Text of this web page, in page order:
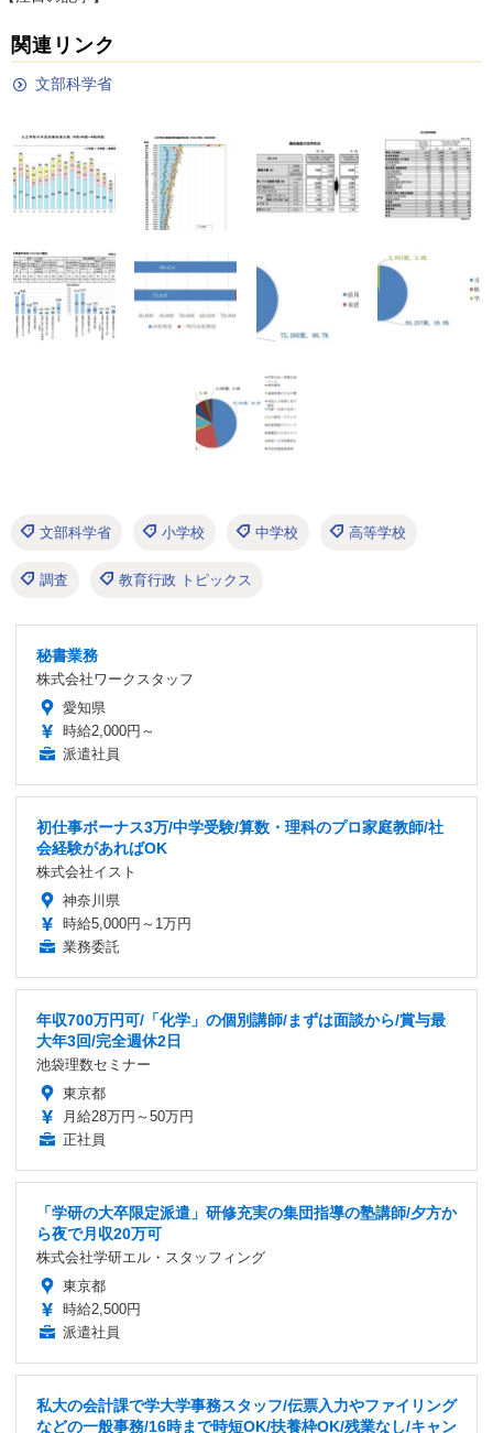
関連リンク
文部科学省
文部科学省 小学校 中学校 高等学校
調査 教育行政 トピックス
秘書業務
株式会社ワークスタッフ
愛知県
時給2,000円～
派遣社員
初仕事ボーナス3万/中学受験/算数・理科のプロ家庭教師/社
会経験があればOK
株式会社イスト
神奈川県
時給5,000円～1万円
業務委託
年収700万円可/「化学」の個別講師/まずは面談から/賞与最
大年3回/完全週休2日
池袋理数セミナー
東京都
月給28万円～50万円
正社員
「学研の大卒限定派遣」研修充実の集団指導の塾講師/夕方か
ら夜で月収20万可
株式会社学研エル・スタッフィング
東京都
時給2,500円
派遣社員
私大の会計課で学大学事務スタッフ/伝票入力やファイリング
などの一般事務/16時まで時短OK/扶養枠OK/残業なし/キャン